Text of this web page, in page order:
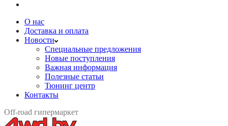
О нас
Доставка и оплата
Новости
Специальные предложения
Новые поступления
Важная информация
Полезные статьи
Тюнинг центр
Контакты
Off-road гипермаркет